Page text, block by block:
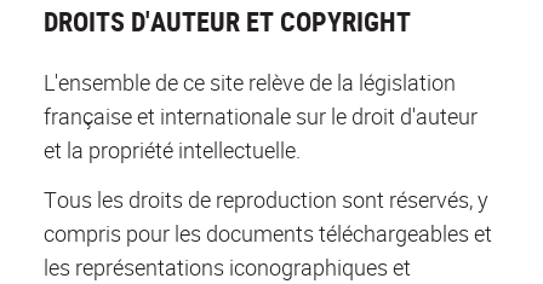
DROITS D'AUTEUR ET COPYRIGHT
L'ensemble de ce site relève de la législation
française et internationale sur le droit d'auteur
et la propriété intellectuelle.
Tous les droits de reproduction sont réservés, y
compris pour les documents téléchargeables et
les représentations iconographiques et